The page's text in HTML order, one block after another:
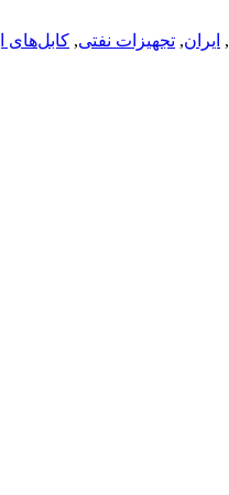
, ایران, تجهیزات نفتی, کابل‌های